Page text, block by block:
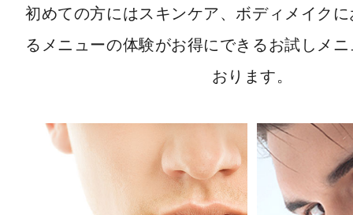
初めての方にはスキンケア、ボディメイク
るメニューの体験がお得にできるお試しメ
おります。